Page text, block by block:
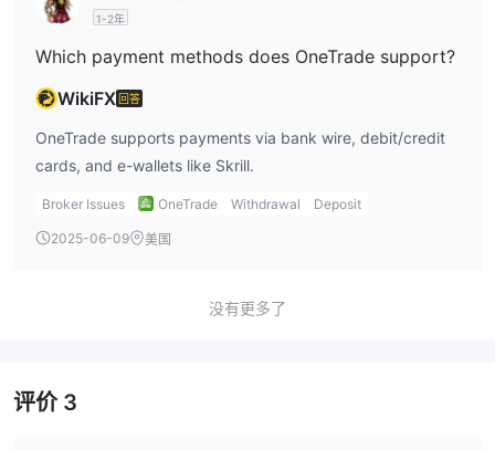
户需要最低存款100美元，为许多个人提供了进入交易市场的机会。
它还提供丰富的教育资源，帮助交易者掌握必要的知识来应对交易市
2. 专业账户：专业账户，顾名思义，是为具有丰富市场经验和理
解的专业交易者设计的。这些accounts提供更高级的功能和处理更
大交易量的能力。OneTrade专业账户的一个主要区别特点是提供的
杠杆。对于专业客户，OneTrade的杠杆可以高达500:1。这使得专
的杠杆也伴随着增加的风险因素，更适合有经验的交易者。
2. 寻找并点击“开设账户”：
1-2年
Which payment methods does OneTrade support?
WikiFX 回答
OneTrade supports payments via bank wire, debit/credit
cards, and e-wallets like Skrill.
Broker Issues OneTrade Withdrawal Deposit
2025-06-09 美国
没有更多了
评价3